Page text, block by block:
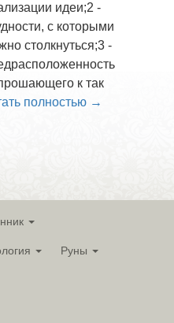
идеи;2 -
с которыми
столкнуться;3 -
к так
полностью →
Руны